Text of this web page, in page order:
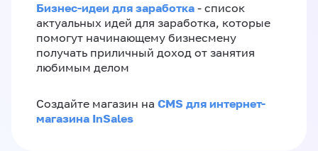
Бизнес-идеи для заработка - список
актуальных идей для заработка, которые
помогут начинающему бизнесмену
получать приличный доход от занятия
любимым делом
Создайте магазин на CMS для интернет-
магазина InSales